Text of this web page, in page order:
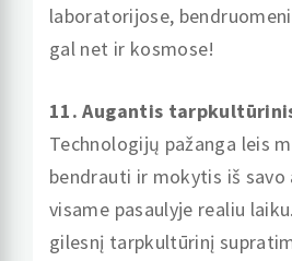
laboratorijose,
gal net ir kosmose!
11. Augantis
Technologijų pažanga leis
bendrauti ir mokytis iš savo
visame pasaulyje realiu
gilesnį tarpkultūrinį